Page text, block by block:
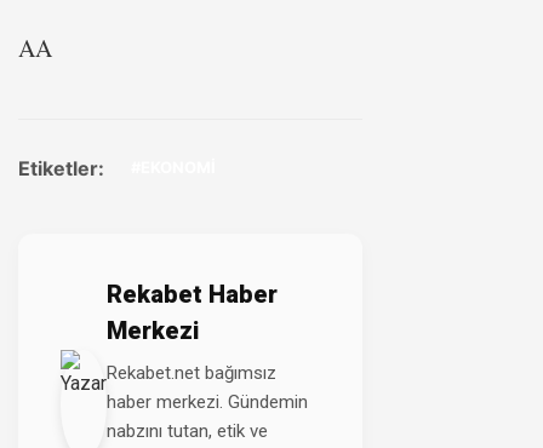
AA
Etiketler:
Rekabet Haber
Merkezi
Rekabet.net bağımsız
haber merkezi. Gündemin
nabzını tutan, etik ve